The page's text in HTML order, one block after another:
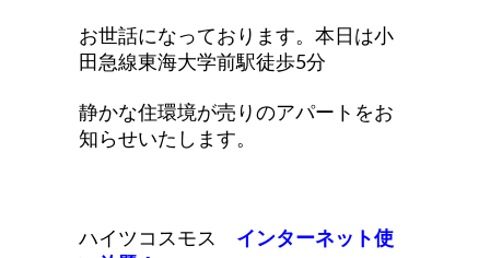
お世話になっております。本日は小
田急線東海大学前駅徒歩5分
静かな住環境が売りのアパートをお
知らせいたします。
ハイツコスモス インターネット使